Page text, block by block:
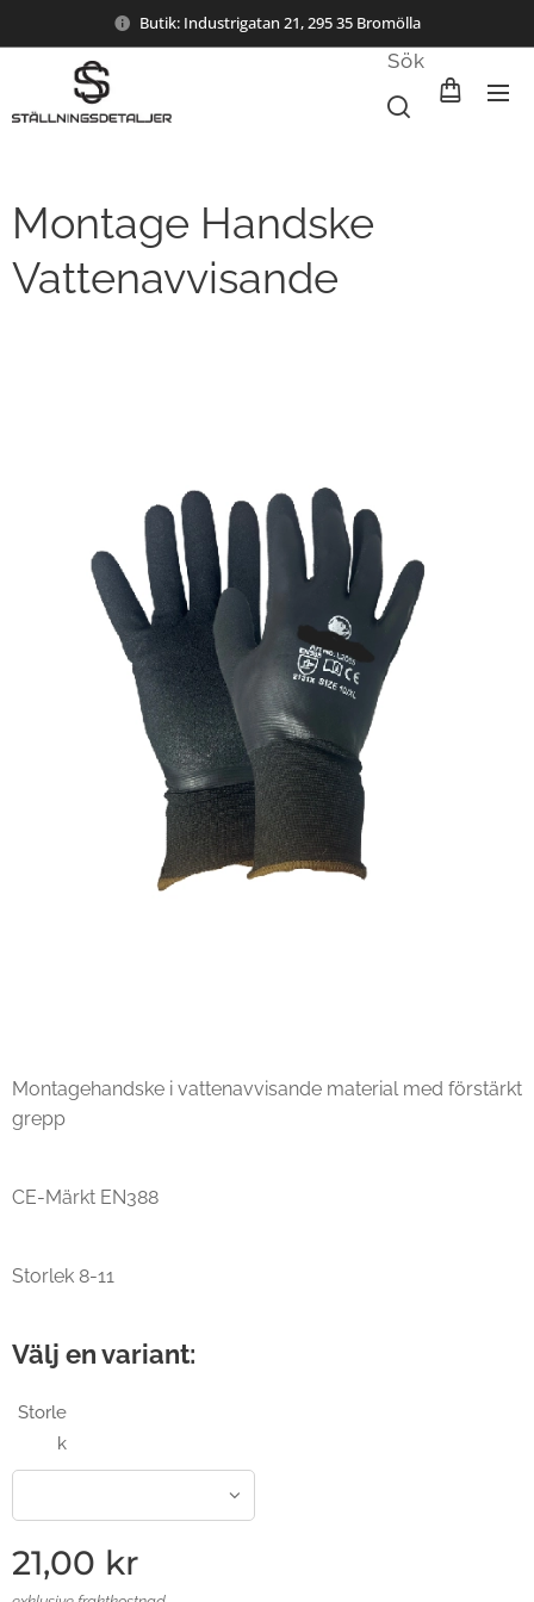
Butik: Industrigatan 21, 295 35 Bromölla
Sök
Montage Handske
Vattenavvisande
Montagehandske i vattenavvisande material med förstärkt
grepp
CE-Märkt EN388
Storlek 8-11
Välj en variant:
Storle
k
21,00 kr